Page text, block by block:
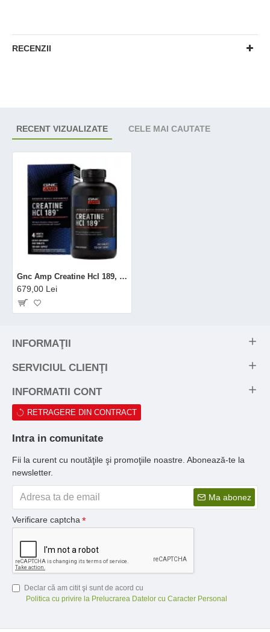
RECENZII
RECENT VIZUALIZATE CELE MAI CAUTATE
Gnc Amp Creatine Hcl 189, Creatina Hidroclorid Cu Administrare Si Absorbtie Rapida, 240 Tb
679,00 Lei
INFORMAŢII
SERVICIUL CLIENŢI
INFORMATII CONT
RETRAGERE DIN CONTRACT
Intra in comunitate
Fii la curent cu noutăţile şi promoţiile noastre. Abonează-te la
newsletter.
Ma abonez
Verificare captcha
Declar că am citit şi sunt de acord cu
Politica cu privire la Prelucrarea Datelor cu Caracter Personal